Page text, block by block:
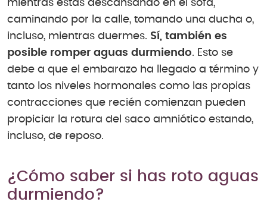
mientras estás descansando en el sofá,
caminando por la calle, tomando una ducha o,
incluso, mientras duermes. Sí, también es
posible romper aguas durmiendo. Esto se
debe a que el embarazo ha llegado a término y
tanto los niveles hormonales como las propias
contracciones que recién comienzan pueden
propiciar la rotura del saco amniótico estando,
incluso, de reposo.
¿Cómo saber si has roto aguas
durmiendo?